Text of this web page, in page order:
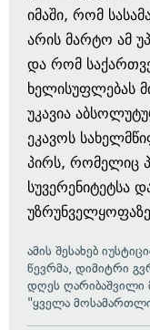
იმაში, რომ
არის მარტო ამ
და რომ
ხელისუფლებას
უკავია
ეკავოს
პირს, რომელიც
სუვერენიტეტსა
ამის შესახებ
წევრმა, დიმიტრი
დღეს ღარიბაშვილი
"ყველა